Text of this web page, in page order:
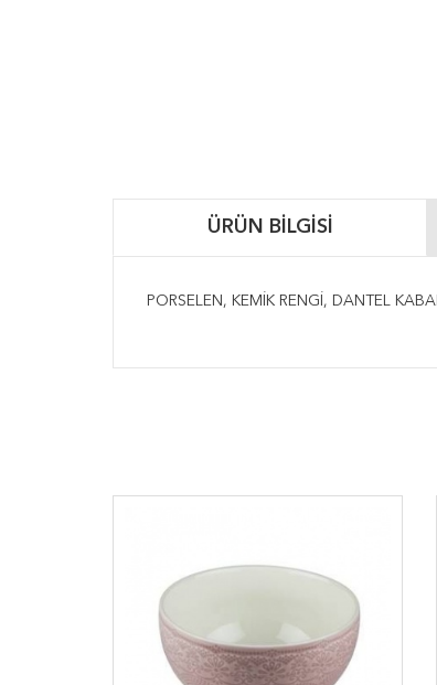
ÜRÜN BILGISI
PORSELEN, KEMİK RENGİ, DANTEL